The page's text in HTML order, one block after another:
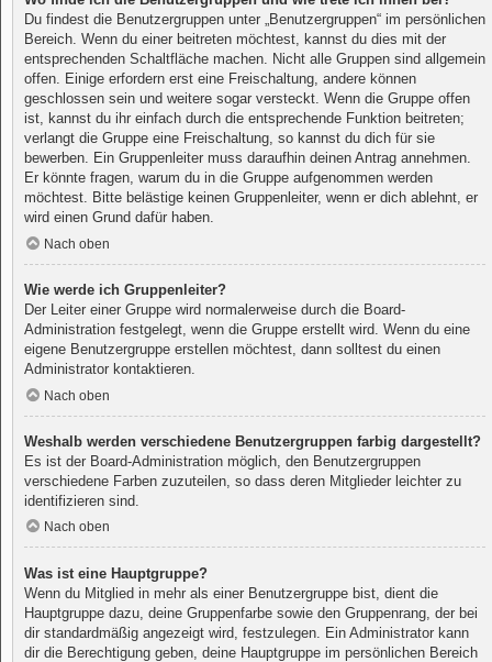
Du findest die Benutzergruppen unter „Benutzergruppen“ im persönlichen
Bereich. Wenn du einer beitreten möchtest, kannst du dies mit der
entsprechenden Schaltfläche machen. Nicht alle Gruppen sind allgemein
offen. Einige erfordern erst eine Freischaltung, andere können
geschlossen sein und weitere sogar versteckt. Wenn die Gruppe offen
ist, kannst du ihr einfach durch die entsprechende Funktion beitreten;
verlangt die Gruppe eine Freischaltung, so kannst du dich für sie
bewerben. Ein Gruppenleiter muss daraufhin deinen Antrag annehmen.
Er könnte fragen, warum du in die Gruppe aufgenommen werden
möchtest. Bitte belästige keinen Gruppenleiter, wenn er dich ablehnt, er
wird einen Grund dafür haben.
Nach oben
Wie werde ich Gruppenleiter?
Der Leiter einer Gruppe wird normalerweise durch die Board-
Administration festgelegt, wenn die Gruppe erstellt wird. Wenn du eine
eigene Benutzergruppe erstellen möchtest, dann solltest du einen
Administrator kontaktieren.
Nach oben
Weshalb werden verschiedene Benutzergruppen farbig dargestellt?
Es ist der Board-Administration möglich, den Benutzergruppen
verschiedene Farben zuzuteilen, so dass deren Mitglieder leichter zu
identifizieren sind.
Nach oben
Was ist eine Hauptgruppe?
Wenn du Mitglied in mehr als einer Benutzergruppe bist, dient die
Hauptgruppe dazu, deine Gruppenfarbe sowie den Gruppenrang, der bei
dir standardmäßig angezeigt wird, festzulegen. Ein Administrator kann
dir die Berechtigung geben, deine Hauptgruppe im persönlichen Bereich